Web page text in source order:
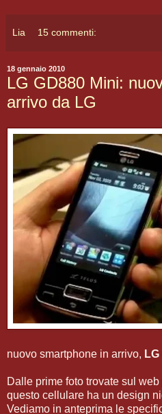
Lia 15 commenti:
18 gennaio 2010
LG GD880 Mini:
arrivo da LG
nuovo smartphone in arrivo,
Dalle prime foto trovate sul
questo cellulare ha un design
Vediamo in anteprima le